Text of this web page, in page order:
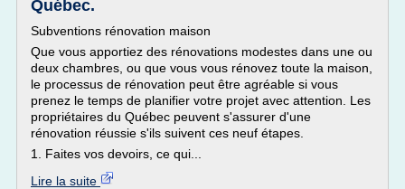
Québec.
Subventions rénovation maison
Que vous apportiez des rénovations modestes dans une ou
deux chambres, ou que vous vous rénovez toute la maison,
le processus de rénovation peut être agréable si vous
prenez le temps de planifier votre projet avec attention. Les
propriétaires du Québec peuvent s'assurer d'une
rénovation réussie s'ils suivent ces neuf étapes.
1. Faites vos devoirs, ce qui...
Lire la suite